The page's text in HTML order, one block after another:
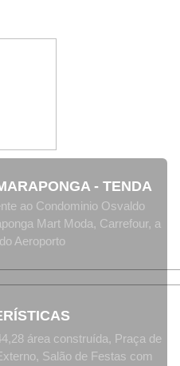
- TENDA
ao Condominio Osvaldo
Mart Moda, Carrefour, a
Aeroporto
área construída, Praça de
Salão de Festas com